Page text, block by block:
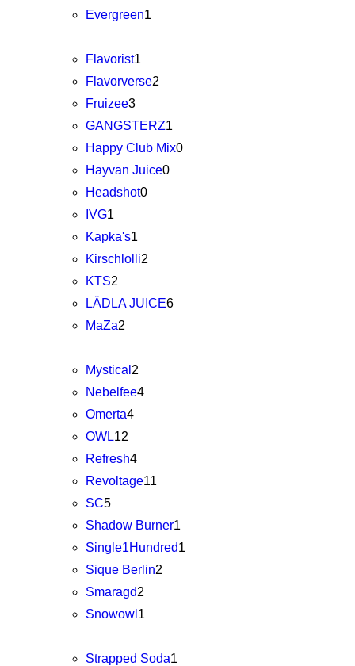
Evergreen1
Flavorist1
Flavorverse2
Fruizee3
GANGSTERZ1
Happy Club Mix0
Hayvan Juice0
Headshot0
IVG1
Kapka's1
Kirschlolli2
KTS2
LÄDLA JUICE6
MaZa2
Mystical 2
Nebelfee4
Omerta4
OWL12
Refresh4
Revoltage11
SC5
Shadow Burner1
Single1Hundred1
Sique Berlin2
Smaragd2
Snowowl 1
Strapped Soda1